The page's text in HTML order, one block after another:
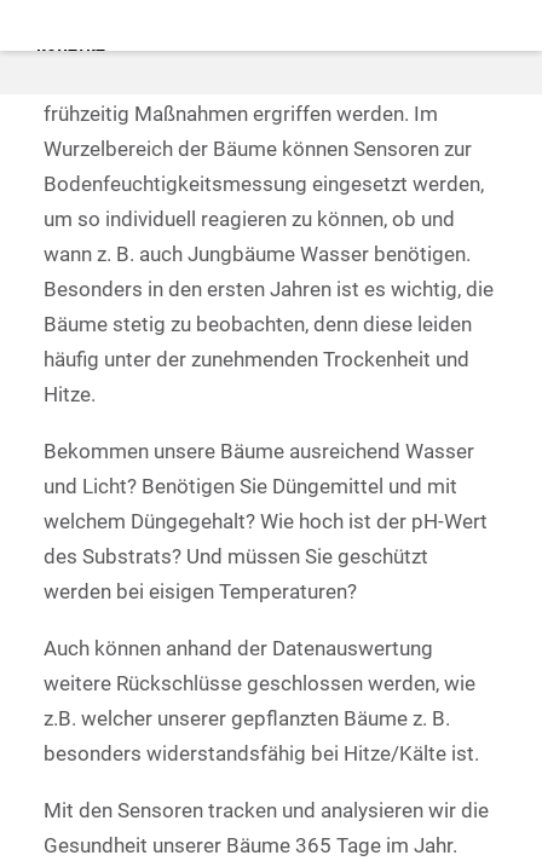
KONTAKT
frühzeitig Maßnahmen ergriffen werden. Im
Wurzelbereich der Bäume können Sensoren zur
Bodenfeuchtigkeitsmessung eingesetzt werden,
um so individuell reagieren zu können, ob und
wann z. B. auch Jungbäume Wasser benötigen.
Besonders in den ersten Jahren ist es wichtig, die
Bäume stetig zu beobachten, denn diese leiden
häufig unter der zunehmenden Trockenheit und
Hitze.
Bekommen unsere Bäume ausreichend Wasser
und Licht? Benötigen Sie Düngemittel und mit
welchem Düngegehalt? Wie hoch ist der pH-Wert
des Substrats? Und müssen Sie geschützt
werden bei eisigen Temperaturen?
Auch können anhand der Datenauswertung
weitere Rückschlüsse geschlossen werden, wie
z.B. welcher unserer gepflanzten Bäume z. B.
besonders widerstandsfähig bei Hitze/Kälte ist.
Mit den Sensoren tracken und analysieren wir die
Gesundheit unserer Bäume 365 Tage im Jahr.